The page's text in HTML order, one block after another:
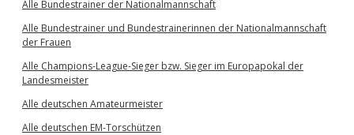
Alle Bundestrainer der Nationalmannschaft
Alle Bundestrainer und Bundestrainerinnen der Nationalmannschaft
der Frauen
Alle Champions-League-Sieger bzw. Sieger im Europapokal der
Landesmeister
Alle deutschen Amateurmeister
Alle deutschen EM-Torschützen